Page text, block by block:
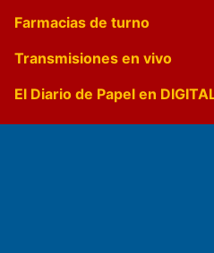
Farmacias de turno
Transmisiones en vivo
El Diario de Papel en